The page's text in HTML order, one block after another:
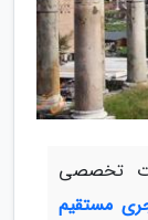
تخصصی
مستقیم